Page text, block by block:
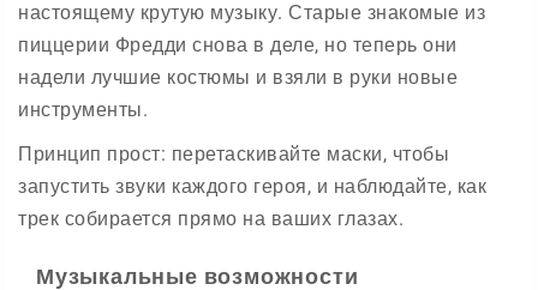
настоящему крутую музыку. Старые знакомые из
пиццерии Фредди снова в деле, но теперь они
надели лучшие костюмы и взяли в руки новые
инструменты.
Принцип прост: перетаскивайте маски, чтобы
запустить звуки каждого героя, и наблюдайте, как
трек собирается прямо на ваших глазах.
Музыкальные возможности